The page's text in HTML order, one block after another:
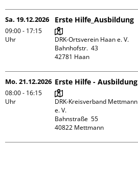
Sa. 19.12.2026
09:00 - 17:15
Uhr
Erste Hilfe_Ausbildung
DRK-Ortsverein Haan e. V.
Bahnhofstr.  43
Mo. 21.12.2026
08:00 - 16:15
Uhr
Erste Hilfe - Ausbildung
DRK-Kreisverband Mettmann
e. V.
Bahnstraße  55